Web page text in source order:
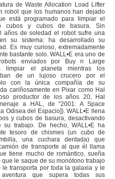
de Waste Allocation Load Lifter
robot que los humanos han dejado
está programado para limpiar el
cubos y cubos de basura. Sin
años de soledad el robot sufre una
su sistema: ha desarrollado su
Es muy curioso, extremadamente
bastante solo. WALL•E era uno de
enviados por Buy n Large
limpiar el planeta mientras los
de un lujoso crucero por el
con la única compañía de su
cariñosamente en Pixar como Hal
productor de los años 20, Hal
a HAL, de “2001: A Space
Odisea del Espacio]). WALL•E llena
y cubos de basura, desactivando
su trabajo. De hecho, WALL•E ha
tesoro de chismes (un cubo de
una cuchara dentada) que
de transporte al que él llama
tiene mucho de romántico, sueña
le saque de su monótono trabajo
le transporta por toda la galaxia y le
que supera todas sus